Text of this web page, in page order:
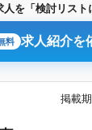
人を「検討リス
料 求人紹介を
掲載